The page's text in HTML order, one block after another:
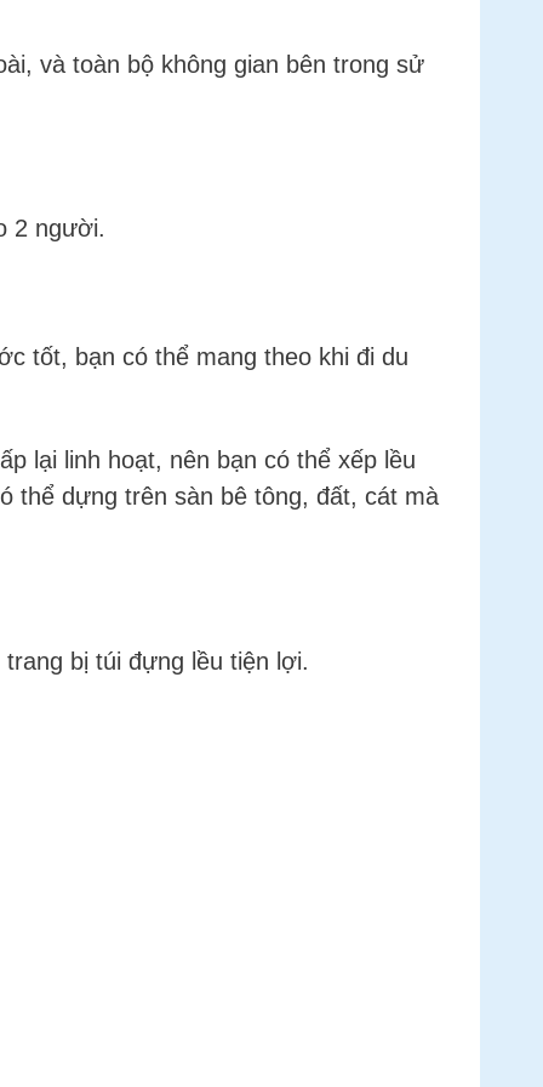
và toàn bộ không gian bên trong sử
2 người.
tốt, bạn có thể mang theo khi đi du
lại linh hoạt, nên bạn có thể xếp lều
thể dựng trên sàn bê tông, đất, cát mà
bị túi đựng lều tiện lợi.